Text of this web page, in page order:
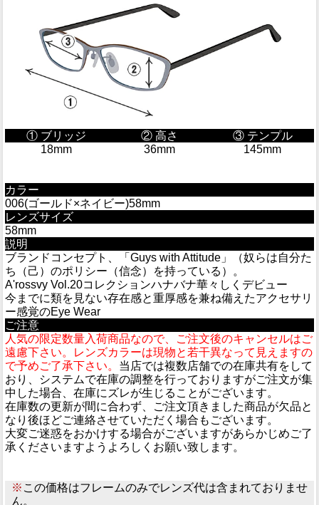
① ブリッジ ② 高さ
③ テンプル
18mm
36mm 145mm
カラー
006(ゴールド×ネイビー)58mm
レンズサイズ
58mm
説明
ブランドコンセプト、「Guys with Attitude」（奴らは自分た
ち（己）のポリシー（信念）を持っている）。
A'rossvy Vol.20コレクションハナバナ華々しくデビュー
今までに類を見ない存在感と重厚感を兼ね備えたアクセサリ
ー感覚のEye Wear
ご注意
人気の限定数量入荷商品なので、ご注文後のキャンセルはご
遠慮下さい。レンズカラーは現物と若干異なって見えますの
で予めご了承下さい。 当店では複数店舗での在庫共有をして
おり、システムで在庫の調整を行っておりますがご注文が集
中した場合、在庫にズレが生じることがございます。
在庫数の更新が間に合わず、ご注文頂きました商品が欠品と
なり後ほどご連絡させていただく場合もございます。
大変ご迷惑をおかけする場合がございますがあらかじめご了
承くださいますようよろしくお願い致します。
※ この価格はフレームのみでレンズ代は含まれておりませ
ん。